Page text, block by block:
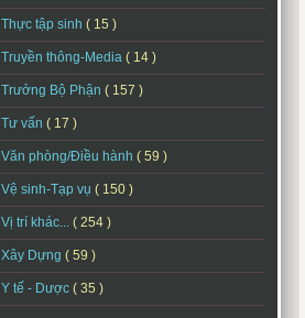
Thực tập sinh ( 15 )
Truyền thông-Media ( 14 )
Trưởng Bộ Phận ( 157 )
Tư vấn ( 17 )
Văn phòng/Điều hành ( 59 )
Vệ sinh-Tạp vụ ( 150 )
Vị trí khác... ( 254 )
Xây Dựng ( 59 )
Y tế - Dược ( 35 )